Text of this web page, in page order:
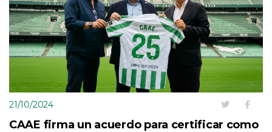
21/10/2024
CAAE firma un acuerdo para certificar como